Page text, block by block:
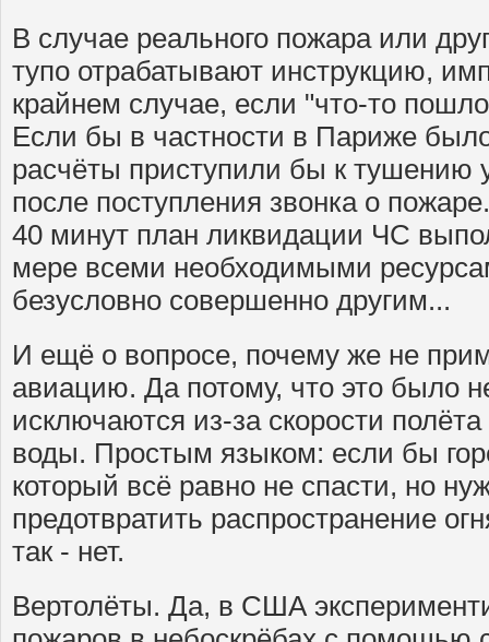
В случае реального пожара или
тупо отрабатывают инструкцию,
крайнем случае, если "что-то
Если бы в частности в Париже
расчёты приступили бы к тушению
после поступления звонка о
40 минут план ликвидации ЧС
мере всеми необходимыми
безусловно совершенно другим...
И ещё о вопросе, почему же не
авиацию. Да потому, что это было
исключаются из-за скорости
воды. Простым языком: если бы
который всё равно не спасти, но
предотвратить распространение
так - нет.
Вертолёты. Да, в США